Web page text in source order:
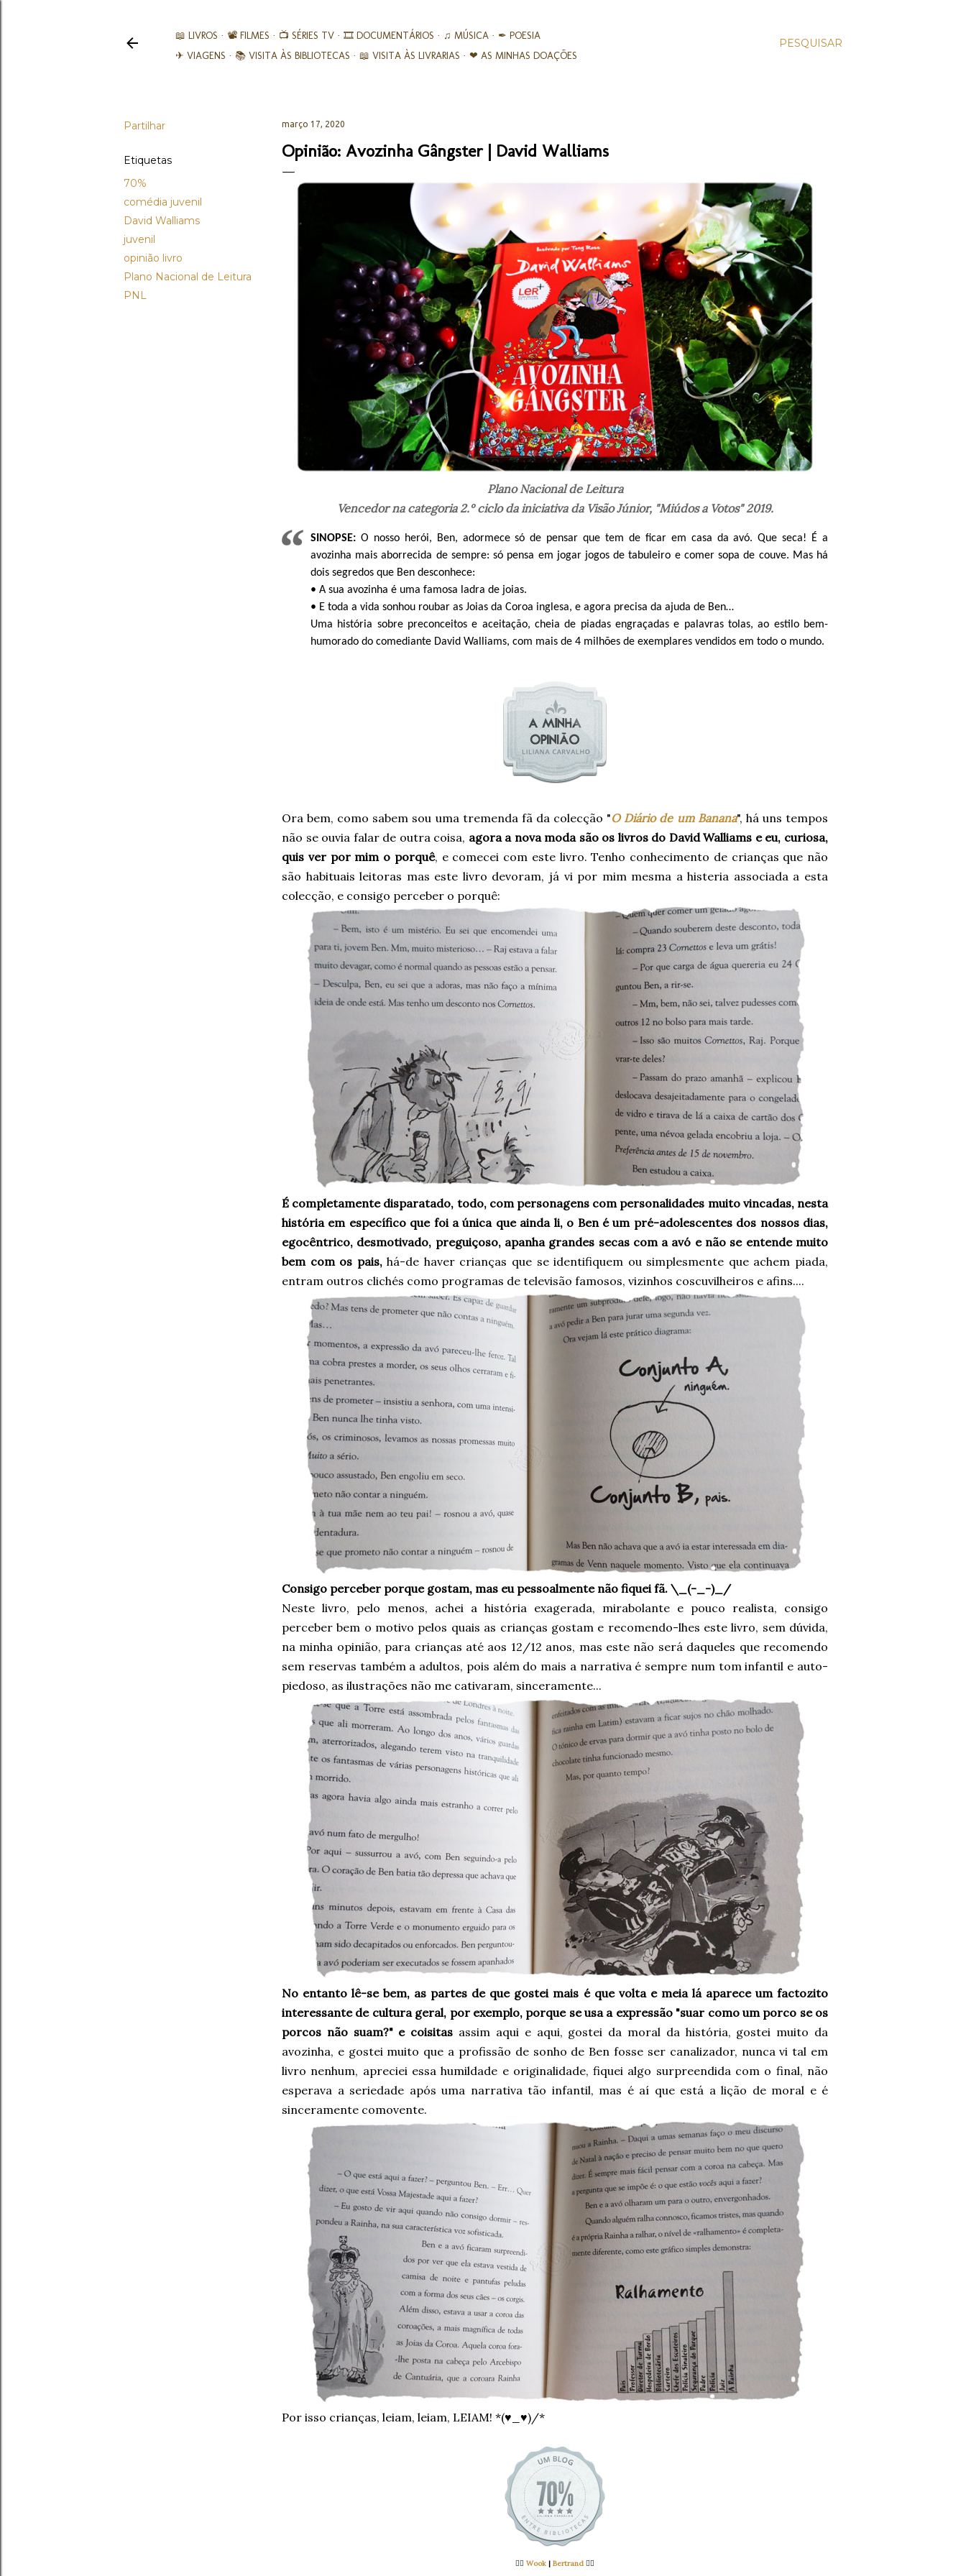
PESQUISAR
📖 LIVROS 📽️ FILMES 📺 SÉRIES TV 🎞︎ DOCUMENTÁRIOS ♫ MÚSICA
✒ POESIA
✈ VIAGENS
📚︎ VISITA ÀS BIBLIOTECAS 📖 VISITA ÀS LIVRARIAS ❤ AS MINHAS DOAÇÕES
Partilhar
Etiquetas
70%
comédia juvenil
David Walliams
juvenil
opinião livro
Plano Nacional de Leitura
PNL
março 17, 2020
Opinião: Avozinha Gângster | David Walliams
Plano Nacional de Leitura
Vencedor na categoria 2.º ciclo da iniciativa da Visão Júnior, "Miúdos a Votos" 2019.
SINOPSE: O nosso herói, Ben, adormece só de pensar que tem de ficar em casa da avó. Que seca! É a
avozinha mais aborrecida de sempre: só pensa em jogar jogos de tabuleiro e comer sopa de couve. Mas há
dois segredos que Ben desconhece:
• A sua avozinha é uma famosa ladra de joias.
• E toda a vida sonhou roubar as Joias da Coroa inglesa, e agora precisa da ajuda de Ben…
Uma história sobre preconceitos e aceitação, cheia de piadas engraçadas e palavras tolas, ao estilo bem-
humorado do comediante David Walliams, com mais de 4 milhões de exemplares vendidos em todo o mundo.
Ora bem, como sabem sou uma tremenda fã da colecção "O Diário de um Banana", há uns tempos
não se ouvia falar de outra coisa, agora a nova moda são os livros do David Walliams e eu, curiosa,
quis ver por mim o porquê, e comecei com este livro. Tenho conhecimento de crianças que não
são habituais leitoras mas este livro devoram, já vi por mim mesma a histeria associada a esta
colecção, e consigo perceber o porquê:
É completamente disparatado, todo, com personagens com personalidades muito vincadas, nesta
história em específico que foi a única que ainda li, o Ben é um pré-adolescentes dos nossos dias,
egocêntrico, desmotivado, preguiçoso, apanha grandes secas com a avó e não se entende muito
bem com os pais,há-de haver crianças que se identifiquem ou simplesmente que achem piada,
entram outros clichés como programas de televisão famosos, vizinhos coscuvilheiros e afins....
Consigo perceber porque gostam, mas eu pessoalmente não fiquei fã. \_(-_-)_/
Neste livro, pelo menos, achei a história exagerada, mirabolante e pouco realista, consigo
perceber bem o motivo pelos quais as crianças gostam e recomendo-lhes este livro, sem dúvida,
na minha opinião, para crianças até aos 12/12 anos, mas este não será daqueles que recomendo
sem reservas também a adultos, pois além do mais a narrativa é sempre num tom infantil e auto-
piedoso, as ilustrações não me cativaram, sinceramente...
No entanto lê-se bem, as partes de que gostei mais é que volta e meia lá aparece um factozito
interessante de cultura geral, por exemplo, porque se usa a expressão "suar como um porco se os
porcos não suam?" e coisitas assim aqui e aqui, gostei da moral da história, gostei muito da
avozinha, e gostei muito que a profissão de sonho de Ben fosse ser canalizador, nunca vi tal em
livro nenhum, apreciei essa humildade e originalidade, fiquei algo surpreendida com o final, não
esperava a seriedade após uma narrativa tão infantil, mas é aí que está a lição de moral e é
sinceramente comovente.
Por isso crianças, leiam, leiam, LEIAM! *(♥_♥)/*
👉🏻 Wook | Bertrand 👈🏻